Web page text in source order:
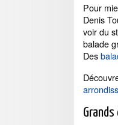
Pour
Denis
voir du
balade
Des